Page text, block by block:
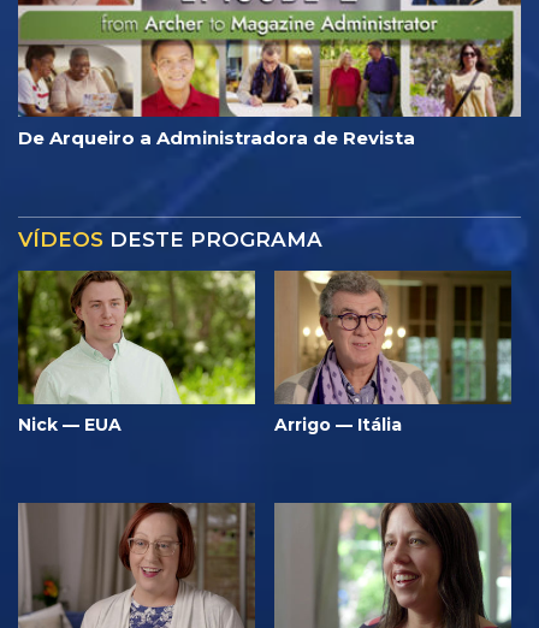
De Arqueiro a Administradora de Revista
VÍDEOS DESTE PROGRAMA
Nick — EUA Arrigo — Itália